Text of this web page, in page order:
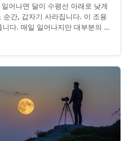
어나면 달이 수평선 아래로 낮게
간, 갑자기 사라집니다. 이 조용
다. 매일 일어나지만 대부분의 사